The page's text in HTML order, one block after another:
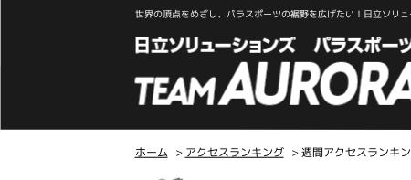
世界の頂点をめざし、パラスポーツの裾野を広げたい！日立ソリ
ホーム > アクセスランキング > 週間アクセスランキ